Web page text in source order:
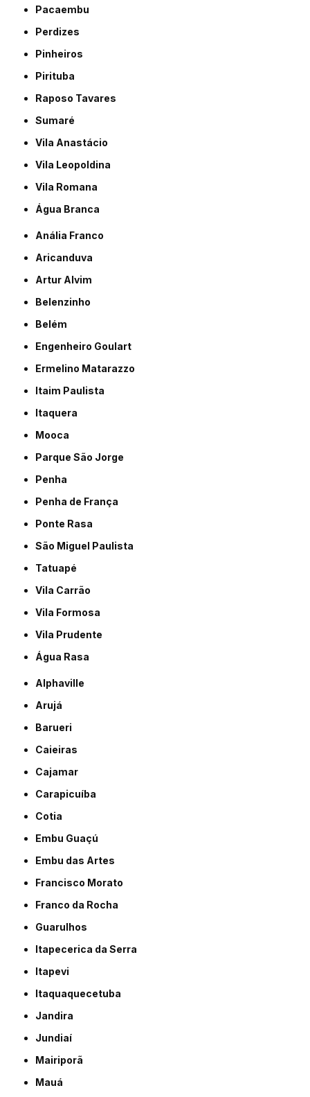
Pacaembu
Perdizes
Pinheiros
Pirituba
Raposo Tavares
Sumaré
Vila Anastácio
Vila Leopoldina
Vila Romana
Água Branca
Anália Franco
Aricanduva
Artur Alvim
Belenzinho
Belém
Engenheiro Goulart
Ermelino Matarazzo
Itaim Paulista
Itaquera
Mooca
Parque São Jorge
Penha
Penha de França
Ponte Rasa
São Miguel Paulista
Tatuapé
Vila Carrão
Vila Formosa
Vila Prudente
Água Rasa
Alphaville
Arujá
Barueri
Caieiras
Cajamar
Carapicuíba
Cotia
Embu Guaçú
Embu das Artes
Francisco Morato
Franco da Rocha
Guarulhos
Itapecerica da Serra
Itapevi
Itaquaquecetuba
Jandira
Jundiaí
Mairiporã
Mauá